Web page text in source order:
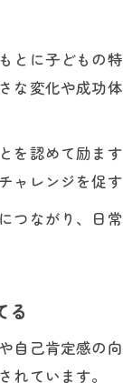
で考えるサー
安心できる支
デイサービス
とに子ども
変化や成功
認めて励ま
レンジを促
つながり、
る
己肯定感の
ています。